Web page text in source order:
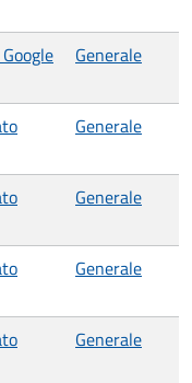
Generale
Generale
Generale
Generale
Generale